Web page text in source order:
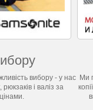
вибору - у нас
і валіз за
Ми